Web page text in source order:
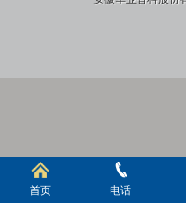
首页 电话